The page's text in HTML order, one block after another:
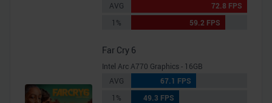
AVG
72.8 FPS
1%
59.2 FPS
Far Cry 6
Intel Arc A770 Graphics - 16GB
AVG
67.1 FPS
1%
49.3 FPS